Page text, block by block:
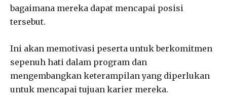
bagaimana mereka dapat mencapai posisi
tersebut.
Ini akan memotivasi peserta untuk berkomitmen
sepenuh hati dalam program dan
mengembangkan keterampilan yang diperlukan
untuk mencapai tujuan karier mereka.